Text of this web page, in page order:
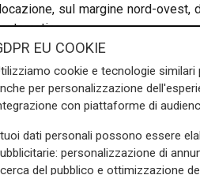
sul margine nord-ovest,
funzionale e moderna, che
delle barriere architettoniche
Marco Di Capua - Inoltre,
appositi stalli per i residenti,
notizie sulla Liguria
EU COOKIE
cookie e tecnologie
per personalizzazione
con piattaforme di
dati personali possono essere
personalizzazione di
del pubblico e ottimizzazione